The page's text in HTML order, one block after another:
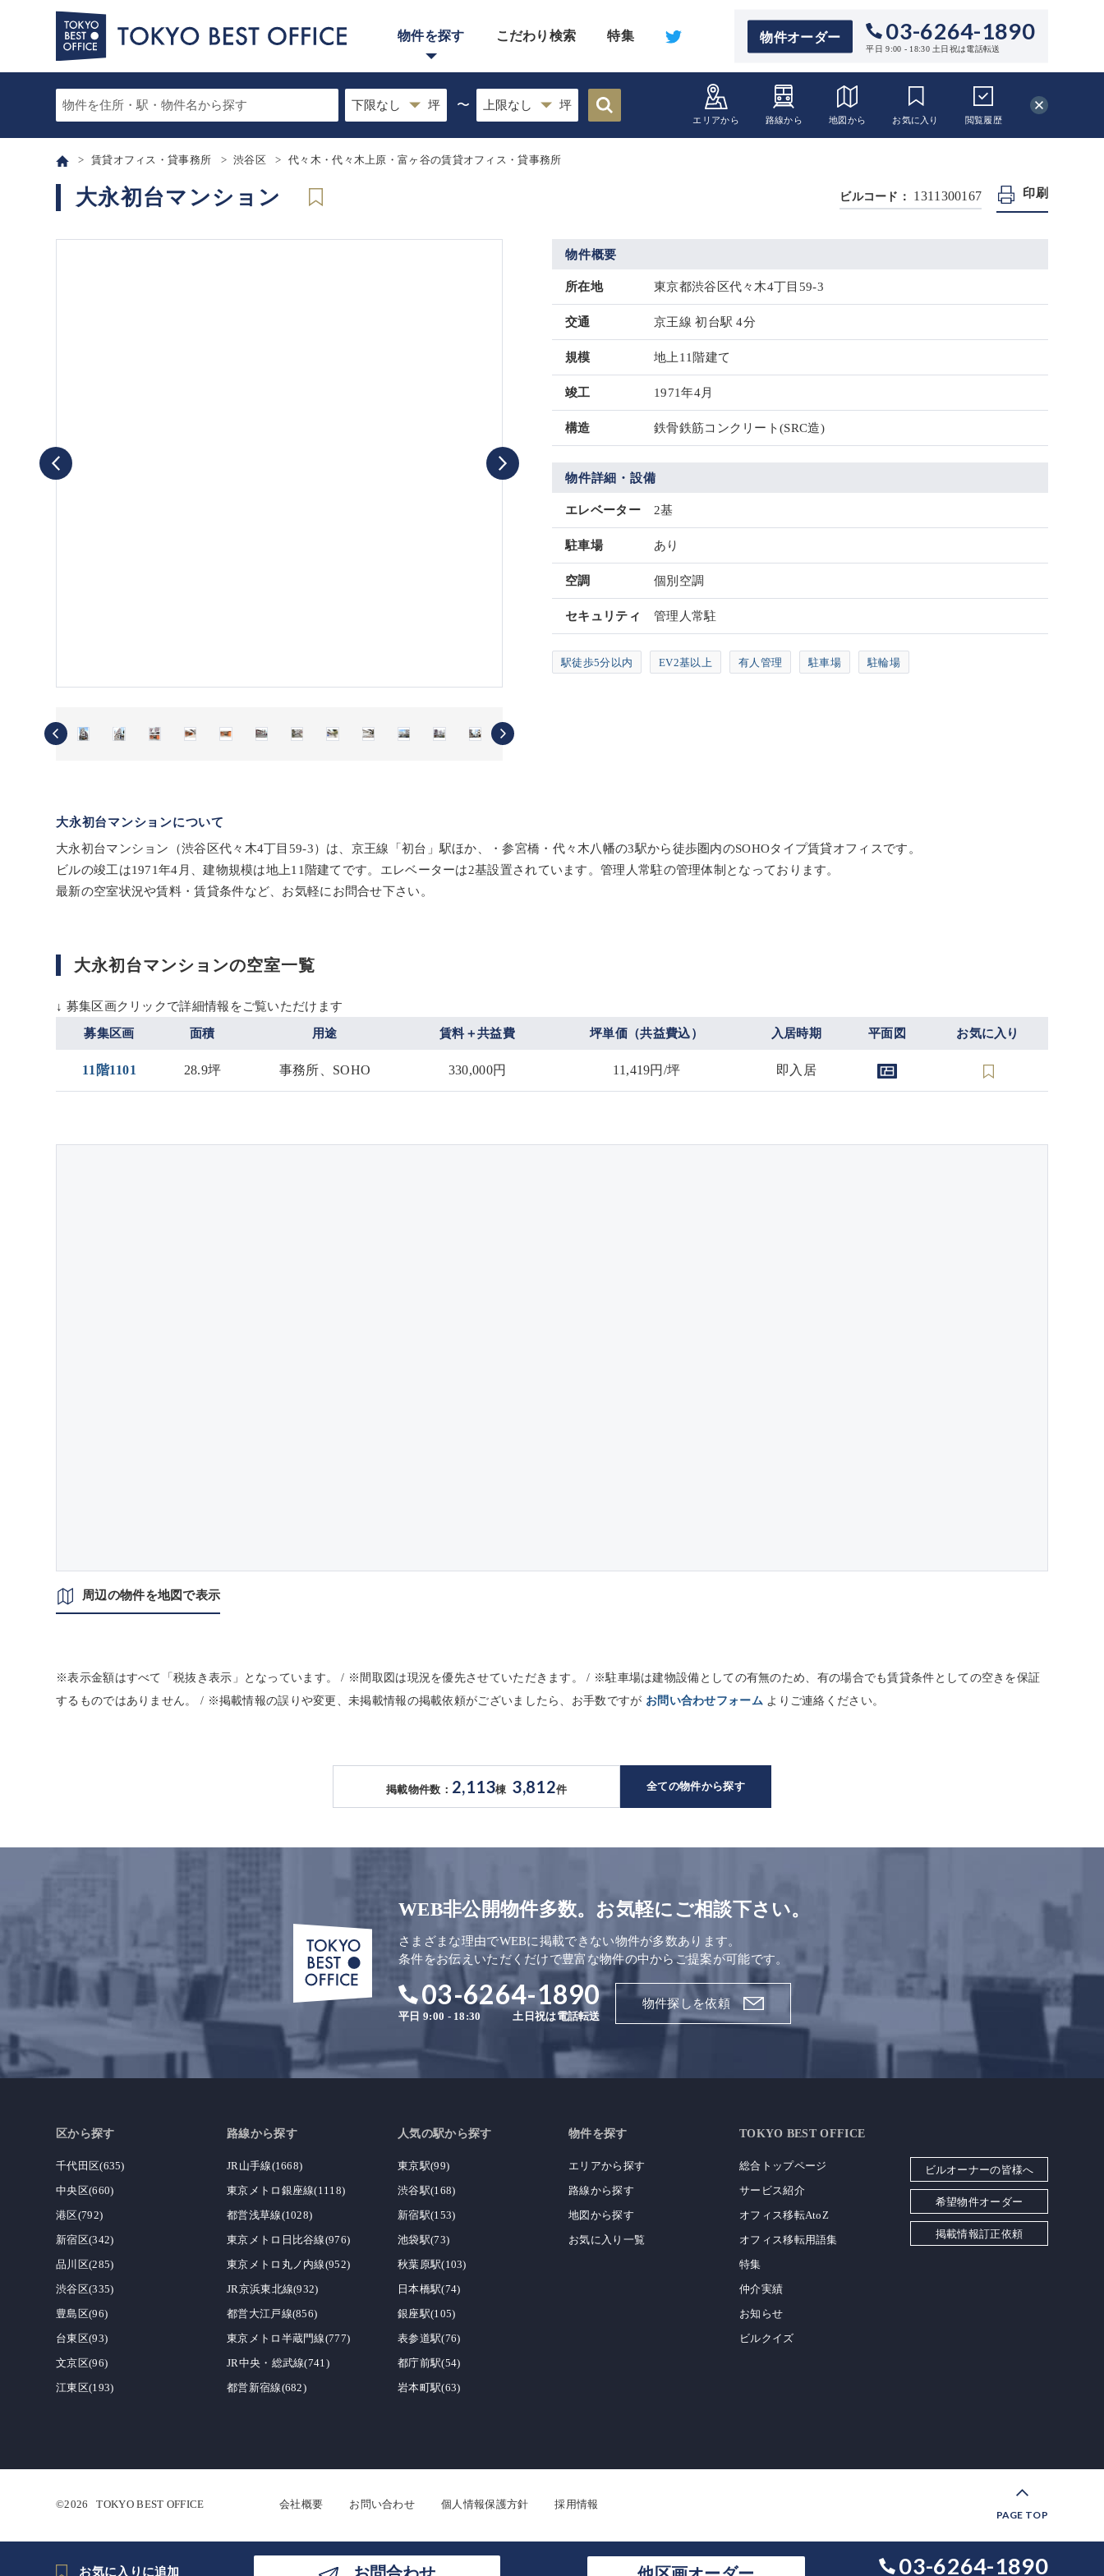
物件オーダー 03-6264-1890
平日 9:00 - 18:30 土日祝は電話転送
物件を探す こだわり検索 特集
エリアから 路線から 地図から お気に入り 閲覧履歴
〜
賃貸オフィス・貸事務所 渋谷区 代々木・代々木上原・富ヶ谷の賃貸オフィス・貸事務所
大永初台マンション ビルコード： 1311300167 印刷
物件概要
所在地 東京都渋谷区代々木4丁目59-3
交通 京王線 初台駅 4分
規模 地上11階建て
竣工 1971年4月
構造 鉄骨鉄筋コンクリート(SRC造)
物件詳細・設備
エレベーター 2基
駐車場 あり
空調 個別空調
セキュリティ 管理人常駐
駅徒歩5分以内 EV2基以上 有人管理 駐車場 駐輪場
大永初台マンションについて
大永初台マンション（渋谷区代々木4丁目59-3）は、京王線「初台」駅ほか、・参宮橋・代々木八幡の3駅から徒歩圏内のSOHOタイプ賃貸オフィスです。
ビルの竣工は1971年4月、建物規模は地上11階建てです。エレベーターは2基設置されています。管理人常駐の管理体制となっております。
最新の空室状況や賃料・賃貸条件など、お気軽にお問合せ下さい。
大永初台マンションの空室一覧
↓ 募集区画クリックで詳細情報をご覧いただけます
募集区画 面積 用途 賃料＋共益費 坪単価（共益費込） 入居時期 平面図 お気に入り
11階1101 28.9坪 事務所、SOHO 330,000円 11,419円/坪 即入居
周辺の物件を地図で表示
※表示金額はすべて「税抜き表示」となっています。 / ※間取図は現況を優先させていただきます。 / ※駐車場は建物設備としての有無のため、有の場合でも賃貸条件としての空きを保証
するものではありません。 / ※掲載情報の誤りや変更、未掲載情報の掲載依頼がございましたら、お手数ですが お問い合わせフォームよりご連絡ください。
掲載物件数： 2,113棟 3,812件 全ての物件から探す
お気に入りに追加 03-6264-1890
WEB非公開物件多数。お気軽にご相談下さい。
さまざまな理由でWEBに掲載できない物件が多数あります。
条件をお伝えいただくだけで豊富な物件の中からご提案が可能です。
03-6264-1890
平日 9:00 - 18:30 土日祝は電話転送
物件探しを依頼
区から探す
千代田区(635)
中央区(660)
港区(792)
新宿区(342)
品川区(285)
渋谷区(335)
豊島区(96)
台東区(93)
文京区(96)
江東区(193)
路線から探す
JR山手線(1668)
東京メトロ銀座線(1118)
都営浅草線(1028)
東京メトロ日比谷線(976)
東京メトロ丸ノ内線(952)
JR京浜東北線(932)
都営大江戸線(856)
東京メトロ半蔵門線(777)
JR中央・総武線(741)
都営新宿線(682)
人気の駅から探す
東京駅(99)
渋谷駅(168)
新宿駅(153)
池袋駅(73)
秋葉原駅(103)
日本橋駅(74)
銀座駅(105)
表参道駅(76)
都庁前駅(54)
岩本町駅(63)
物件を探す
エリアから探す
路線から探す
地図から探す
お気に入り一覧
TOKYO BEST OFFICE
総合トップページ
サービス紹介
オフィス移転AtoZ
オフィス移転用語集
特集
仲介実績
お知らせ
ビルクイズ
ビルオーナーの皆様へ
希望物件オーダー
掲載情報訂正依頼
PAGE TOP
会社概要 お問い合わせ 個人情報保護方針 採用情報
©2026TOKYO BEST OFFICE